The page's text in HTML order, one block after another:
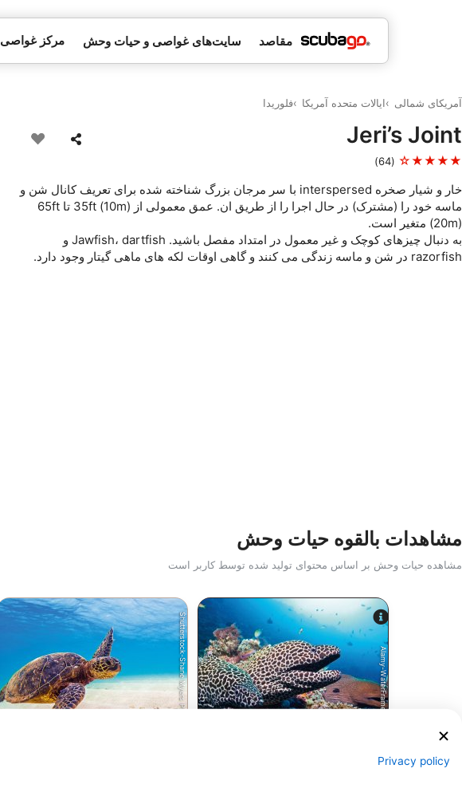
مقاصد سایت‌های غواصی و حیات وحش مرکز غواصی
آمریکای شمالی ایالات متحده آمریکا فلوریدا
Jeri’s Joint
★★★★☆
(64)
خار و شیار صخره interspersed با سر مرجان بزرگ شناخته شده برای تعریف کانال شن و
ماسه خود را (مشترک) در حال اجرا را از طریق ان. عمق معمولی از 35ft (10m) تا 65ft
(20m) متغیر است.
به دنبال چیزهای کوچک و غیر معمول در امتداد مفصل باشید. Jawfish، dartfish و
razorfish در شن و ماسه زندگی می کنند و گاهی اوقات لکه های ماهی گیتار وجود دارد.
مشاهدات بالقوه حیات وحش
مشاهده حیات وحش بر اساس محتوای تولید شده توسط کاربر است
Alamy-WaterFrame
Shutterstock-Shane Myers Photography
Privacy policy